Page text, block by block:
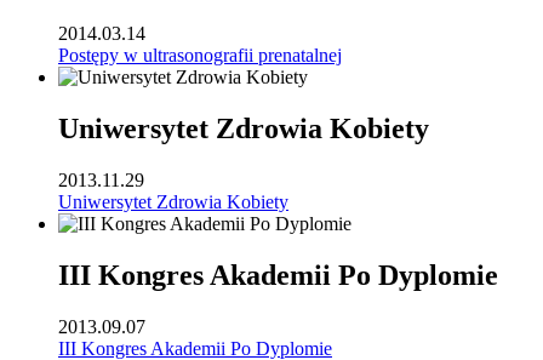
2014.03.14
Postępy w ultrasonografii prenatalnej
Uniwersytet Zdrowia Kobiety
2013.11.29
Uniwersytet Zdrowia Kobiety
III Kongres Akademii Po Dyplomie
2013.09.07
III Kongres Akademii Po Dyplomie